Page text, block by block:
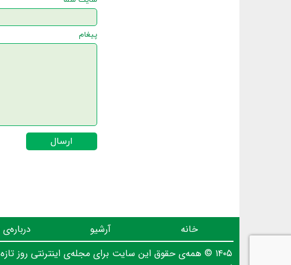
پیغام
ارسال
۱۴۰۵ © همه‌ی حقوق این سایت برای مجله‌ی اینترنتی روز
خانه آرشیو درباره‌ی